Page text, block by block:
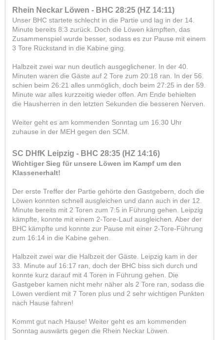
Rhein Neckar Löwen - BHC 28:25 (HZ 14:11)
Unser BHC startete schlecht in die Partie und lag in der 14.
Minute bereits 8:3 zurück. Doch die Löwen kämpften, das
Zusammenspiel wurde besser, sodass es zur Pause mit einem
3 Tore Rückstand in die Kabine ging.
Halbzeit zwei war nun deutlich ausgeglichener. In der 40.
Minuten waren die Gäste auf 2 Tore zum 20:18 ran. In der 56.
schien beim 26:21 alles unmöglich, doch beim 27:25 in der 59.
Minute war alles kurzzeitig wieder offen. Am Ende behielten
die Hausherren in den letzten Sekunden die besseren Nerven.
Weiter geht es am kommenden Sonntag um 16.30 Uhr
zuhause in der MEH gegen den SCM.
SC DHfK Leipzig - BHC 28:35 (HZ 14:16)
Wichtiger Sieg für unsere Löwen im Kampf um den
Klassenerhalt!
Der erste Treffer der Partie gehörte den Gastgebern, doch die
Löwen konnten schnell ausgleichen und dann auch in der 12.
Minute bereits mit 2 Toren zum 7:5 in Führung gehen. Leipzig
kämpfte, konnte mit einem 2-Tore-Lauf ausgleichen. Aber der
BHC kämpfte und konnte zur Pause mit einer 2-Tore-Führung
zum 16:14 in die Kabine gehen.
Halbzeit zwei war die Halbzeit der Gäste. Leipzig kam in der
33. Minute auf 16:17 ran, doch der BHC biss sich durch und
konnte kurz darauf mit 4 Toren in Führung gehen. Die
Gastgeber kamen nicht mehr näher als 2 Tore ran, sodass die
Löwen verdient mit 7 Toren plus und 2 sehr wichtigen Punkten
nach Hause fahren!
Kommt gut nach Hause! Weiter geht es am kommenden
Sonntag auswärts gegen die Rhein Neckar Löwen.